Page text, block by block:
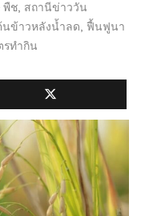
พืช, สถานีข่าววัน
ข้าวหลังน้ำลด, ฟื้นฟูนา
รทำกิน